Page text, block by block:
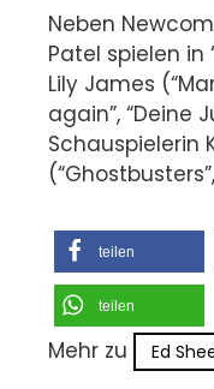
Neben
Patel spielen in
Lily James
again”, “Deine
Schauspielerin
teilen
teilen
Mehr zu Ed